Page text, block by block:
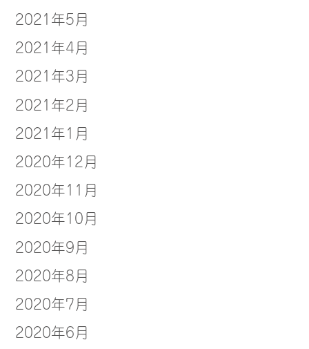
2021年5月
2021年4月
2021年3月
2021年2月
2021年1月
2020年12月
2020年11月
2020年10月
2020年9月
2020年8月
2020年7月
2020年6月